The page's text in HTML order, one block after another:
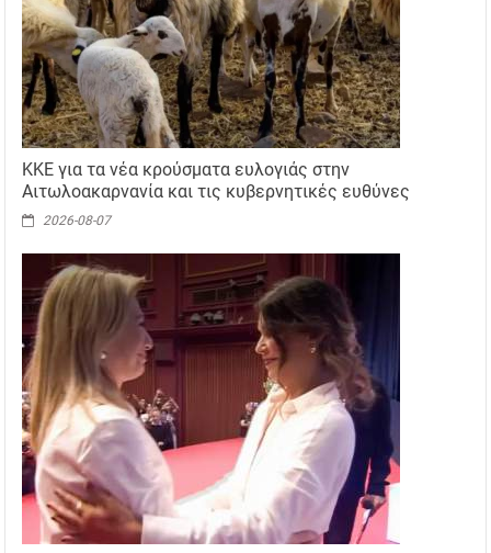
ΚΚΕ για τα νέα κρούσματα ευλογιάς στην
Αιτωλοακαρνανία και τις κυβερνητικές ευθύνες
2026-08-07